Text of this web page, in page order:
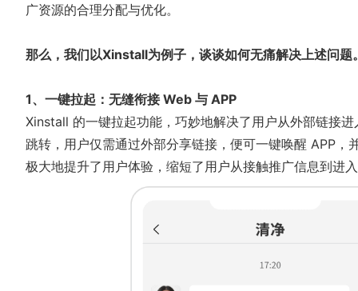
广资源的合理分配与优化。
那么，我们以Xinstall为例子，谈谈如何无痛解决上述问题
1、一键拉起：无缝衔接 Web 与 APP
Xinstall 的一键拉起功能，巧妙地解决了用户从外部链接
跳转，用户仅需通过外部分享链接，便可一键唤醒 APP
极大地提升了用户体验，缩短了用户从接触推广信息到进